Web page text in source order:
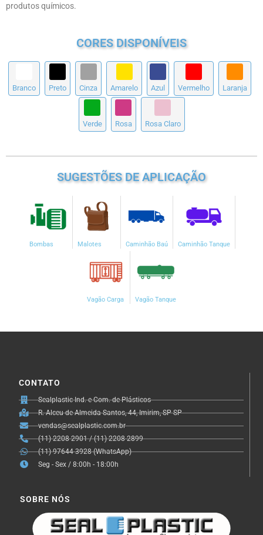
produtos químicos.
CORES DISPONÍVEIS
Branco Preto Cinza Amarelo Azul Vermelho Laranja
Verde Rosa Rosa Claro
SUGESTÕES DE APLICAÇÃO
Bombas Malotes Caminhão Baú Caminhão Tanque
Vagão Carga Vagão Tanque
CONTATO
Sealplastic Ind. e Com. de Plásticos
R. Alceu de Almeida Santos, 44, Imirim, SP-SP
vendas@sealplastic.com.br
(11) 2208-2901 / (11) 2208-2899
(11) 97644-3928 (WhatsApp)
Seg - Sex / 8:00h - 18:00h
SOBRE NÓS